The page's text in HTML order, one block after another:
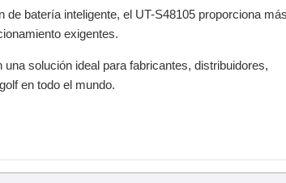
batería inteligente, el UT-S48105 proporciona
exigentes.
solución ideal para fabricantes, distribuidores,
en todo el mundo.